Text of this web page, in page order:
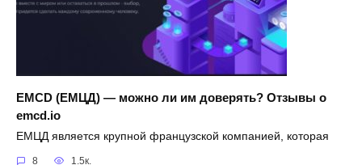
EMCD (ЕМЦД) — можно ли им доверять? Отзывы о
emcd.io
ЕМЦД является крупной французской компанией, которая
8 1.5к.